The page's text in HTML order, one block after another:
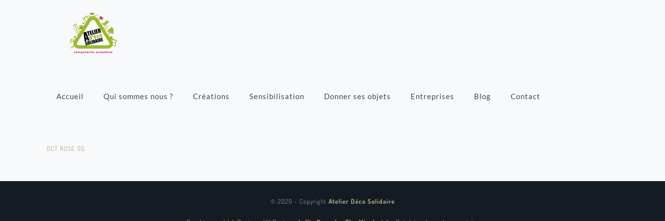
Accueil Qui sommes nous ? Créations Sensibilisation Donner ses objets Entreprises Blog Contact
OCT ROSE 05
© 2020 - Copyright Atelier Déco Solidaire